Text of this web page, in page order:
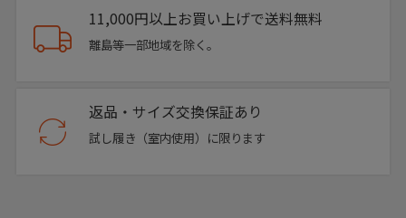
す。
他にはないマグナーニをぜひご堪能ください。
▼サイズ
11,000円以上お買い上げで送料無料
離島等一部地域を除く。
返品・サイズ交換保証あり
試し履き（室内使用）に限ります